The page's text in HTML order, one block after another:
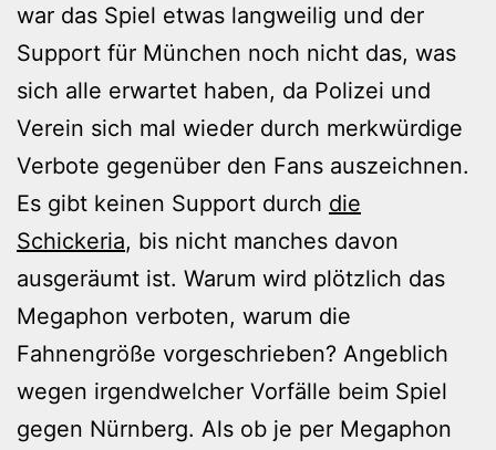
war das Spiel etwas langweilig und der
Support für München noch nicht das, was
sich alle erwartet haben, da Polizei und
Verein sich mal wieder durch merkwürdige
Verbote gegenüber den Fans auszeichnen.
Es gibt keinen Support durch die
Schickeria, bis nicht manches davon
ausgeräumt ist. Warum wird plötzlich das
Megaphon verboten, warum die
Fahnengröße vorgeschrieben? Angeblich
wegen irgendwelcher Vorfälle beim Spiel
gegen Nürnberg. Als ob je per Megaphon